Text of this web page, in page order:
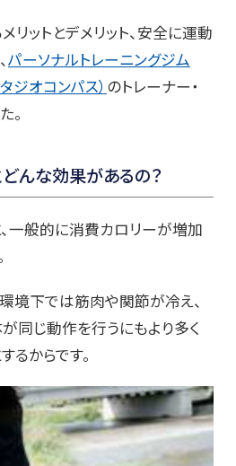
ットとデメリット、安全に運動
パーソナルトレーニングジム
ジオコンパス） のトレーナー・
。
んな効果があるの？
一般的に消費カロリーが増加
境下では筋肉や関節が冷え、
同じ動作を行うにもより多く
るからです。